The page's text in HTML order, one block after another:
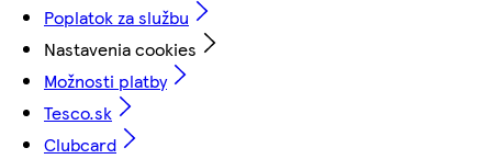
Poplatok za službu
Nastavenia cookies
Možnosti platby
Tesco.sk
Clubcard